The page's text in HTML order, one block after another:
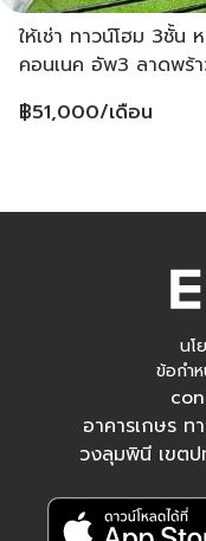
ให้เช่า ทาวน์โฮม 3ชั้น
คอนเนค อัพ3 ลาดพร้
฿51,000/เดือน
นโ
ข้อกำ
อาคารเกษร ท
วงลุมพินี เขต